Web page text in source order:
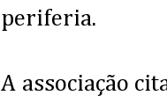
periferia.
A associação